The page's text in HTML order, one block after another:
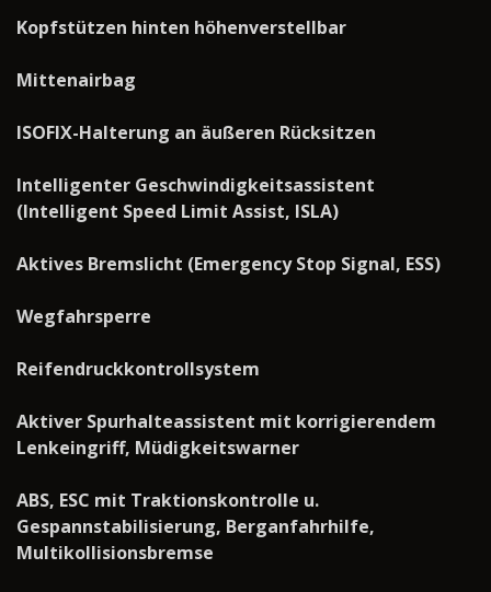
Kopfstützen hinten höhenverstellbar
Mittenairbag
ISOFIX-Halterung an äußeren Rücksitzen
Intelligenter Geschwindigkeitsassistent
(Intelligent Speed Limit Assist, ISLA)
Aktives Bremslicht (Emergency Stop Signal, ESS)
Wegfahrsperre
Reifendruckkontrollsystem
Aktiver Spurhalteassistent mit korrigierendem
Lenkeingriff, Müdigkeitswarner
ABS, ESC mit Traktionskontrolle u.
Gespannstabilisierung, Berganfahrhilfe,
Multikollisionsbremse